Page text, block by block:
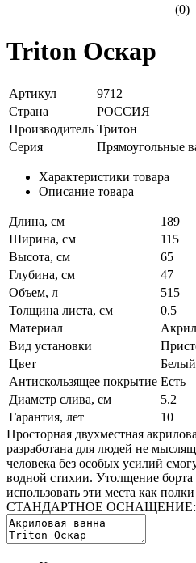
(0)
Triton Оскар
Артикул
9712
Страна
РОССИЯ
Производитель Тритон
Серия
Прямоугольные
Характеристики товара
Описание товара
Длина, см
189
Ширина, см
115
Высота, см
65
Глубина, см
47
Объем, л
515
Толщина листа, см
0.5
Материал
Акрил
Вид установки
Цвет
Белый
Антискользящее покрытие Есть
Диаметр слива, см
5.2
Гарантия, лет
10
Просторная двухместная
разработана для людей не
человека без особых усилий
водной стихии. Утолщение
использовать эти места как
СТАНДАРТНОЕ ОСНАЩЕНИЕ: